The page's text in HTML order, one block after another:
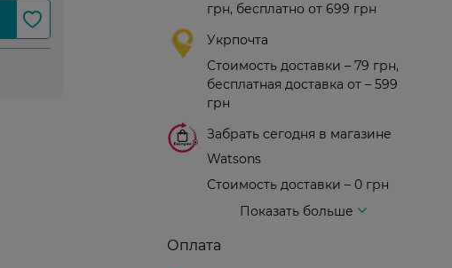
грн, бесплатно от 699 грн
Укрпочта
Стоимость доставки – 79 грн,
бесплатная доставка от – 599
грн
Забрать сегодня в магазине
Watsons
Стоимость доставки – 0 грн
Показать больше
Оплата